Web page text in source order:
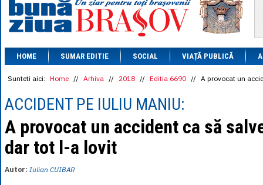
1 XAU= 464.4611
1 AED= 1.1933
1 AUD= 2.7957
1 BGN= 2.5449
1 CAD= 3.1559
1 CHF= 5.2813
1 CNY= 0.6015
1 HUF= 1.2223
1 INR = 0.0513
HOME SUMAR EDITIE SOCIAL VIAȚĂ PUBLICĂ
Sunteti aici: Home // Arhiva // 2018 // Editia 6690 // A provocat un
ACCIDENT PE IULIU MANIU:
A provocat un accident ca să
dar tot l-a lovit
Autor: Iulian CUIBAR